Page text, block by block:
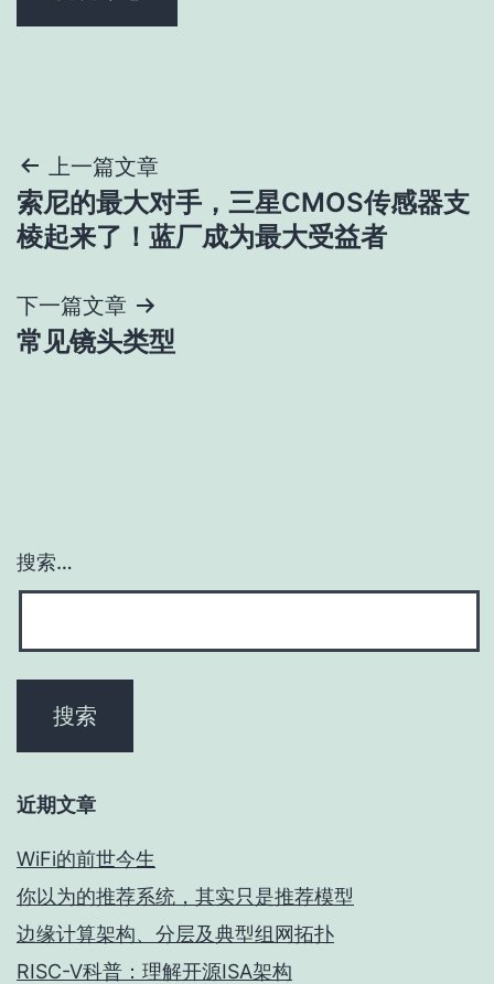
文
章
航
上一篇文章
索尼的最大对手，三星CMOS传感器支
棱起来了！蓝厂成为最大受益者
下一篇文章
常见镜头类型
搜索…
近期文章
WiFi的前世今生
你以为的推荐系统，其实只是推荐模型
边缘计算架构、分层及典型组网拓扑
RISC-V科普：理解开源ISA架构